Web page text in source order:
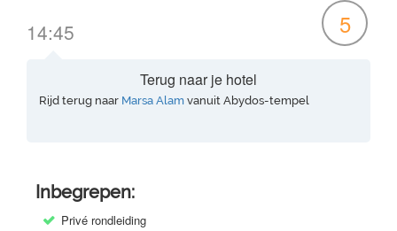
14:45 5
Terug naar je hotel
Rijd terug naar Marsa Alam vanuit Abydos-tempel
Inbegrepen:
Privé rondleiding